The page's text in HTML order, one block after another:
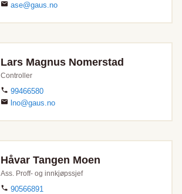
ase@gaus.no
Lars Magnus Nomerstad
Controller
99466580
lno@gaus.no
Håvar Tangen Moen
Ass. Proff- og innkjøpssjef
90566891